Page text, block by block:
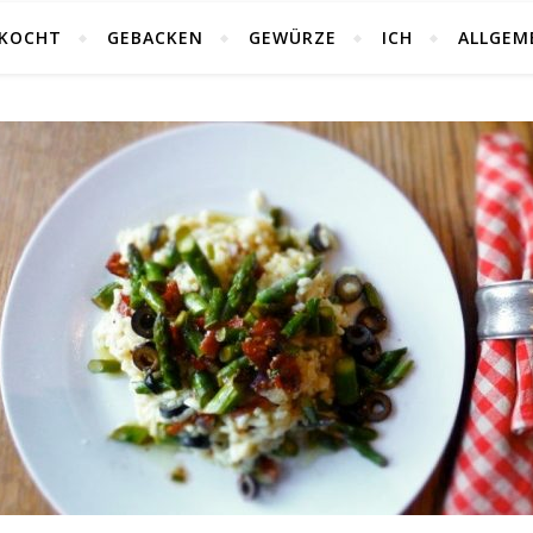
GEBACKEN GEWÜRZE ICH